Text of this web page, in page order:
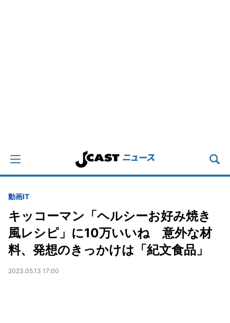
動画IT
キッコーマン「ヘルシーお好み焼き
風レシピ」に10万いいね 意外な材
料、発想のきっかけは「紀文食品」
2023.05.13 17:00